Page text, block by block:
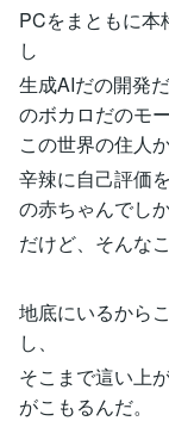
PCをまともに本
し
生成AIだの開発
のボカロだのモ
この世界の住人
辛辣に自己評価
の赤ちゃんでし
だけど、そんな
地底にいるから
し、
そこまで這い上
がこもるんだ。